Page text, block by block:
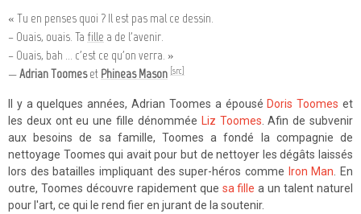
« Tu en penses quoi ? Il est pas mal ce dessin.
– Ouais, ouais. Ta fille a de l'avenir.
– Ouais, bah ... c'est ce qu'on verra. »
—Adrian Toomeset Phineas Mason [src]
Il y a quelques années, Adrian Toomes a épousé Doris Toomes et
les deux ont eu une fille dénommée Liz Toomes. Afin de subvenir
aux besoins de sa famille, Toomes a fondé la compagnie de
nettoyage Toomes qui avait pour but de nettoyer les dégâts laissés
lors des batailles impliquant des super-héros comme Iron Man. En
outre, Toomes découvre rapidement que sa fille a un talent naturel
pour l'art, ce qui le rend fier en jurant de la soutenir.